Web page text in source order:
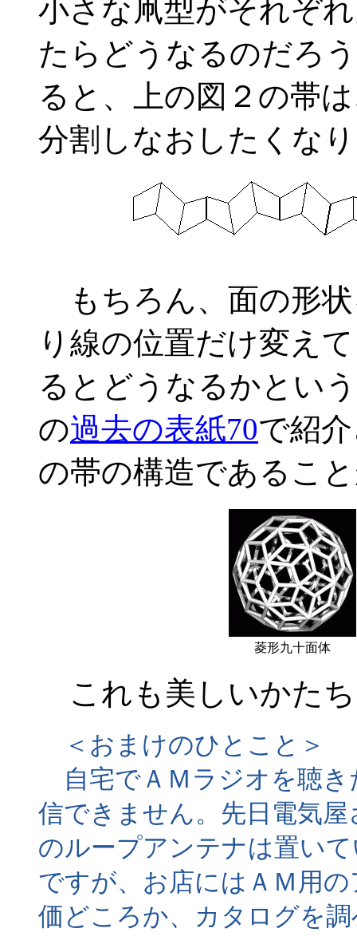
小さな凧型がそれぞ
たらどうなるのだろ
ると、上の図２の帯
分割しなおしたくな
もちろん、面の形
り線の位置だけ変え
るとどうなるかとい
の過去の表紙70で紹
の帯の構造であるこ
菱形九十面体
これも美しいかた
＜おまけのひとこと＞
自宅でＡＭラジオを聴き
信できません。先日電気
のループアンテナは置い
ですが、お店にはＡＭ用
価どころか、カタログを